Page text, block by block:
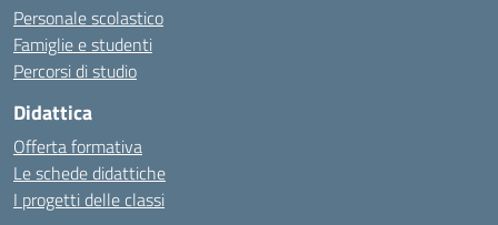
Personale scolastico
Famiglie e studenti
Percorsi di studio
Didattica
Offerta formativa
Le schede didattiche
I progetti delle classi